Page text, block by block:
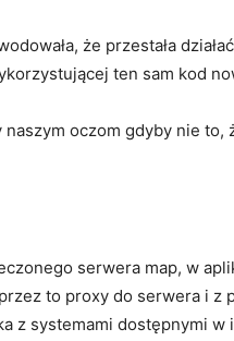
że przestała
ten sam kod
oczom gdyby nie
serwera map, w
to proxy do serwera i z
z systemami dostępnymi